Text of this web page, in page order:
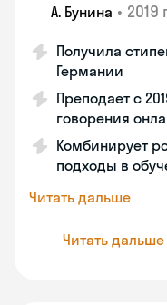
А. Бунина • 2019
Получила
Германии
Преподает с
говорения
Комбинирует
подходы в
Читать дальше
Читать дальше